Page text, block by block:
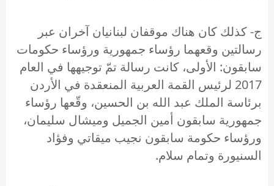
ج- كذلك كان هناك موقفان لبنانيان آخران عبر
رسالتين وقعهما رؤساء جمهورية ورؤساء حكومات
سابقون: الأولى، كانت رسالة تمّ توجيهها في العام
2017 لرئيس القمة العربية المنعقدة في الأردن
برئاسة الملك عبد الله بن الحسين، وقّعها رؤساء
جمهورية سابقون أمين الجميل وميشال سليمان،
ورؤساء حكومة سابقون نجيب ميقاتي وفؤاد
السنيورة وتمام سلام.